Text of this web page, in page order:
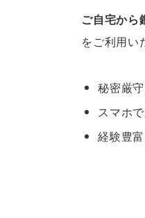
ご自宅から
をご利用い
秘密厳
スマホ
経験豊